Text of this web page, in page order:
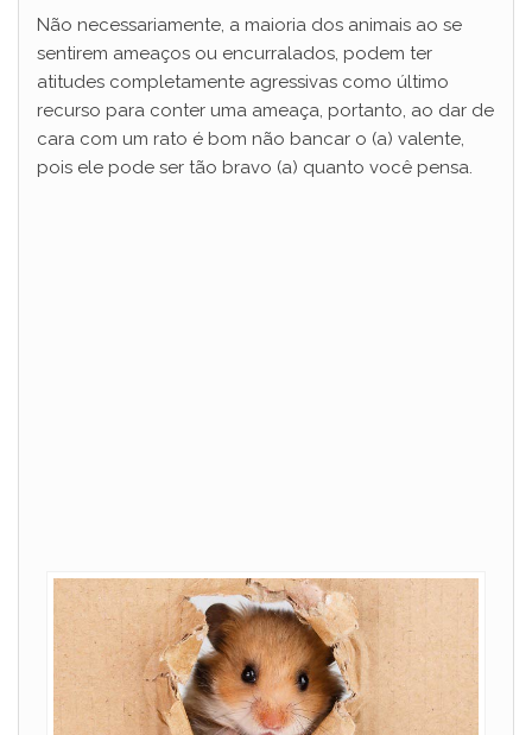
Não necessariamente, a maioria dos animais ao se
sentirem ameaços ou encurralados, podem ter
atitudes completamente agressivas como último
recurso para conter uma ameaça, portanto, ao dar de
cara com um rato é bom não bancar o (a) valente,
pois ele pode ser tão bravo (a) quanto você pensa.